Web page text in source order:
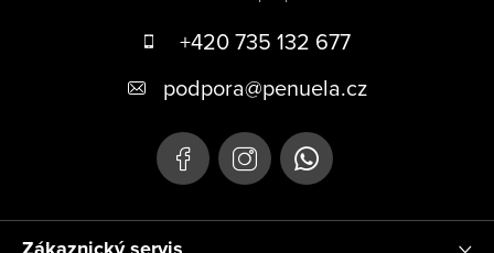
+420 735 132 677
podpora@penuela.cz